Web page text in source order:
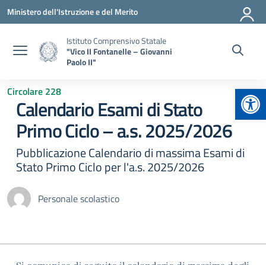
Vai ai contenuti
Vai al menu di navigazione
Vai al footer
Ministero dell'Istruzione e del Merito
Istituto Comprensivo Statale
"Vico II Fontanelle – Giovanni
Paolo II"
Circolare 228
Calendario Esami di Stato
Primo Ciclo – a.s. 2025/2026
Pubblicazione Calendario di massima Esami di
Stato Primo Ciclo per l'a.s. 2025/2026
Personale scolastico